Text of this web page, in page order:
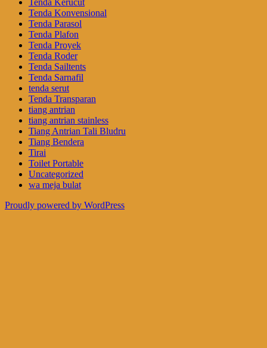
Tenda Kerucut
Tenda Konvensional
Tenda Parasol
Tenda Plafon
Tenda Proyek
Tenda Roder
Tenda Sailtents
Tenda Sarnafil
tenda serut
Tenda Transparan
tiang antrian
tiang antrian stainless
Tiang Antrian Tali Bludru
Tiang Bendera
Tirai
Toilet Portable
Uncategorized
wa meja bulat
Proudly powered by WordPress